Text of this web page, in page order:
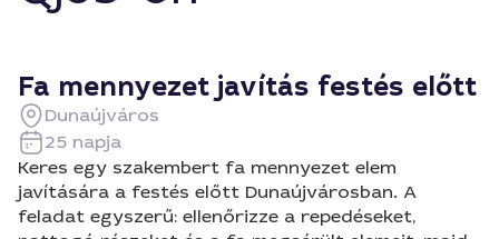
Fa mennyezet javítás festés előtt
Dunaújváros
25 napja
Keres egy szakembert fa mennyezet elem
javítására a festés előtt Dunaújvárosban. A
feladat egyszerű: ellenőrizze a repedéseket,